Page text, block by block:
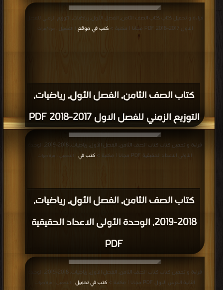
كتاب الصف الثامن, الفصل الأول, رياضيات,
التوزيع الزمني للفصل الاول 2017-2018 PDF
قراءة و تحميل كتاب كتاب الصف الثامن, الفصل الأول, رياضيات, التوزيع الزمني للفصل
الاول 2017-2018 PDF مجانا | مكتبة >
كتب في موقع | التحميل : مرة/مرات
كتاب الصف الثامن, الفصل الأول, رياضيات,
2018-2019, الوحدة الأولى الاعداد الحقيقية
PDF
قراءة و تحميل كتاب كتاب الصف الثامن, الفصل الأول, رياضيات, 2018-2019, الوحدة
الأولى الاعداد الحقيقية PDF مجانا | مكتبة >
كتب في | التحميل : مرة/مرات
قراءة و تحميل كتاب كتاب الصف الثامن, الفصل الأول, رياضيات, 2018-2019, الوحدة
الثانية الدرس الاول PDF مجانا | مكتبة >
كتب في تحميل | التحميل : مرة/مرات